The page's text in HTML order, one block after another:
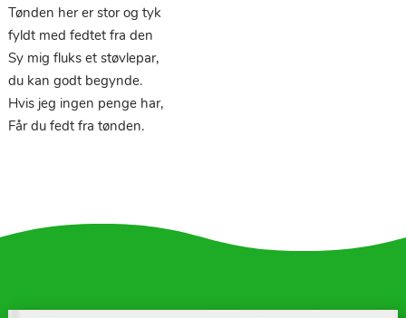
Tønden her er stor og tyk
fyldt med fedtet fra den
Sy mig fluks et støvlepar,
du kan godt begynde.
Hvis jeg ingen penge har,
Får du fedt fra tønden.